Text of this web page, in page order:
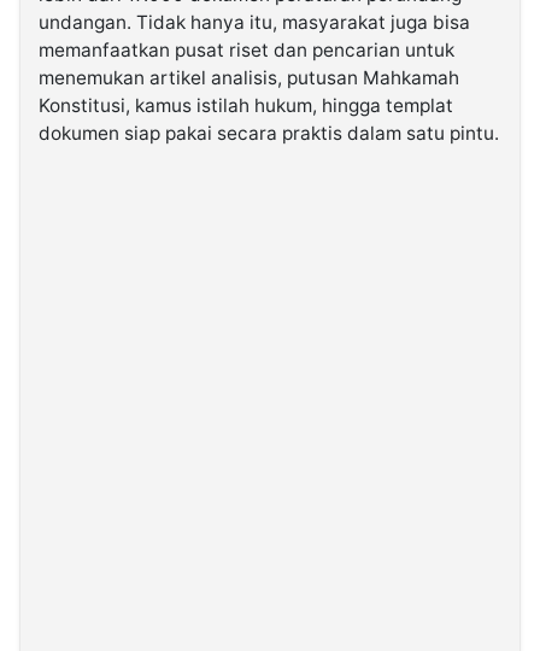
undangan. Tidak hanya itu, masyarakat juga bisa
memanfaatkan pusat riset dan pencarian untuk
menemukan artikel analisis, putusan Mahkamah
Konstitusi, kamus istilah hukum, hingga templat
dokumen siap pakai secara praktis dalam satu pintu.